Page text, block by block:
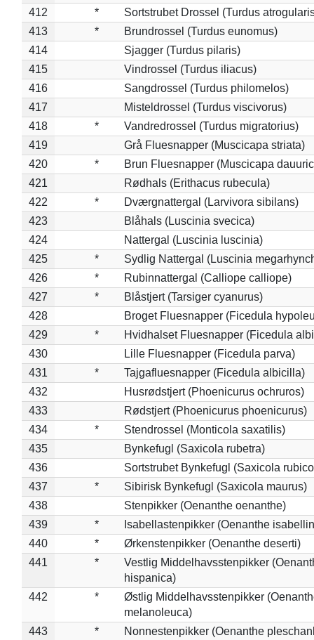
412
*
Sortstrubet Drossel (Turdus
413
*
Brundrossel (Turdus eunomus)
414
Sjagger (Turdus pilaris)
415
Vindrossel (Turdus iliacus)
416
Sangdrossel (Turdus philomelos)
417
Misteldrossel (Turdus viscivorus)
418
*
Vandredrossel (Turdus migratorius)
419
Grå Fluesnapper (Muscicapa striata)
420
*
Brun Fluesnapper (Muscicapa
421
Rødhals (Erithacus rubecula)
422
*
Dværgnattergal (Larvivora sibilans)
423
Blåhals (Luscinia svecica)
424
Nattergal (Luscinia luscinia)
425
*
Sydlig Nattergal (Luscinia
426
*
Rubinnattergal (Calliope calliope)
427
*
Blåstjert (Tarsiger cyanurus)
428
Broget Fluesnapper (Ficedula
429
*
Hvidhalset Fluesnapper (Ficedula
430
Lille Fluesnapper (Ficedula parva)
431
*
Tajgafluesnapper (Ficedula albicilla)
432
Husrødstjert (Phoenicurus ochruros)
433
Rødstjert (Phoenicurus phoenicurus)
434
*
Stendrossel (Monticola saxatilis)
435
Bynkefugl (Saxicola rubetra)
436
Sortstrubet Bynkefugl (Saxicola
437
*
Sibirisk Bynkefugl (Saxicola maurus)
438
Stenpikker (Oenanthe oenanthe)
439
*
Isabellastenpikker (Oenanthe
440
*
Ørkenstenpikker (Oenanthe deserti)
441
*
Vestlig Middelhavsstenpikker
hispanica)
442
*
Østlig Middelhavsstenpikker
melanoleuca)
443
*
Nonnestenpikker (Oenanthe